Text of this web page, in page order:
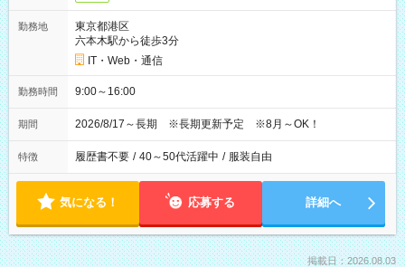
勤務地
東京都港区
六本木駅から徒歩3分
IT・Web・通信
勤務時間 9:00～16:00
期間 2026/8/17～長期 ※長期更新予定 ※8月～OK！
特徴 履歴書不要 / 40～50代活躍中 / 服装自由
気になる！ 応募する 詳細へ
掲載日：2026.08.03